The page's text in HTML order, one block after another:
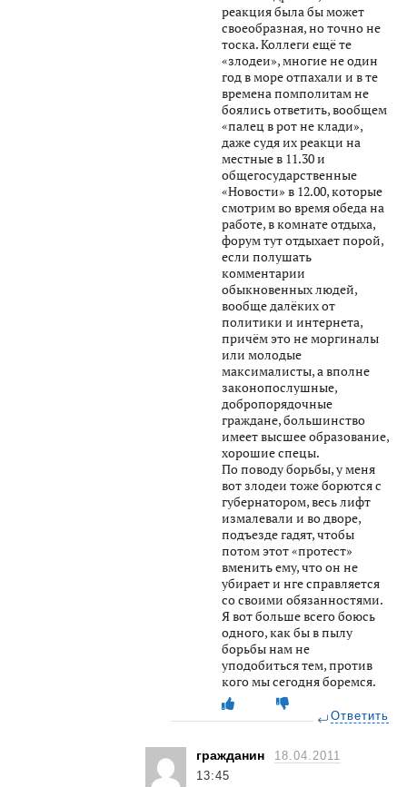
реакция была бы может
своеобразная, но точно не
тоска. Коллеги ещё те
«злодеи», многие не один
год в море отпахали и в те
времена помполитам не
боялись ответить, вообщем
«палец в рот не клади»,
даже судя их реакци на
местные в 11.30 и
общегосударственные
«Новости» в 12.00, которые
смотрим во время обеда на
работе, в комнате отдыха,
форум тут отдыхает порой,
если полушать
комментарии
обыкновенных людей,
вообще далёких от
политики и интернета,
причём это не моргиналы
или молодые
максималисты, а вполне
законопослушные,
добропорядочные
граждане, большинство
имеет высшее образование,
хорошие спецы.
По поводу борьбы, у меня
вот злодеи тоже борются с
губернатором, весь лифт
измалевали и во дворе,
подъезде гадят, чтобы
потом этот «протест»
вменить ему, что он не
убирает и нге справляется
со своими обязанностями.
Я вот больше всего боюсь
одного, как бы в пылу
борьбы нам не
уподобиться тем, против
кого мы сегодня боремся.
Ответить
гражданин
18.04.2011
13:45